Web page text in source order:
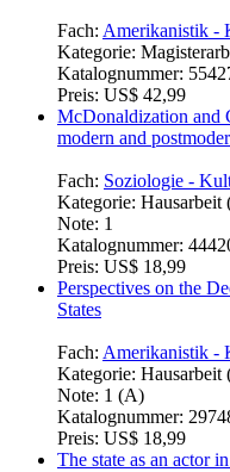
Fach: Amerikanistik -
Kategorie:
Katalognummer:
Preis: US$ 42,99
McDonaldization and
modern and
Fach: Soziologie -
Kategorie: Hausarbeit
Note: 1
Katalognummer:
Preis: US$ 18,99
Perspectives on the
States
Fach: Amerikanistik -
Kategorie: Hausarbeit
Note: 1 (A)
Katalognummer:
Preis: US$ 18,99
The state as an actor